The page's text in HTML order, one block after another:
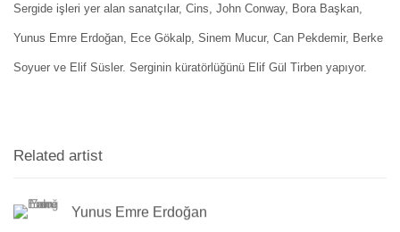
Sergide işleri yer alan sanatçılar, Cins, John Conway, Bora Başkan,
Yunus Emre Erdoğan, Ece Gökalp, Sinem Mucur, Can Pekdemir, Berke
Soyuer ve Elif Süsler. Serginin küratörlüğünü Elif Gül Tirben yapıyor.
Related artist
Yunus Emre Erdoğan